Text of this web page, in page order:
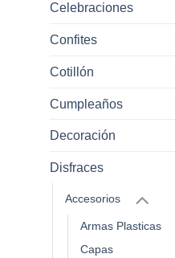
Celebraciones
Confites
Cotillón
Cumpleaños
Decoración
Disfraces
Accesorios
Armas Plasticas
Capas